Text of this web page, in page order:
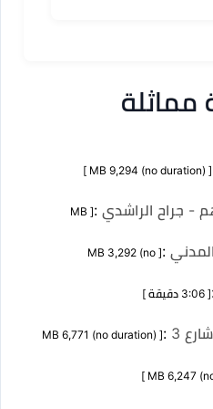
مماثلة
[ MB 9,294 (no duration) ]
- جراح الراشدي :
[ MB
:
[ MB 3,292 (no
[ 3:06 دقيقة ]
3
:
[ MB 6,771 (no duration)